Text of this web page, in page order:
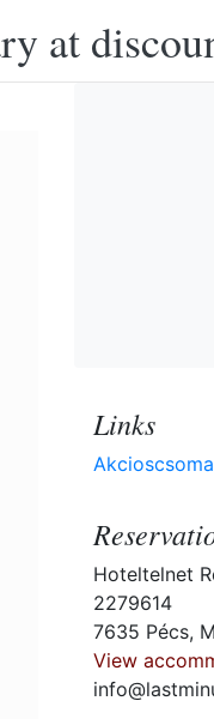
at
Links
Hoteltelnet
2279614
7635 Pécs,
View